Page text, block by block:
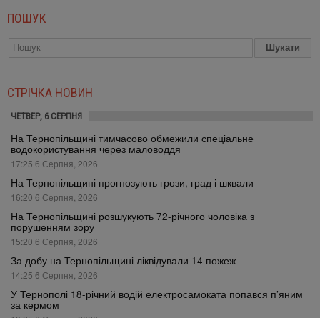
ПОШУК
СТРІЧКА НОВИН
ЧЕТВЕР, 6 СЕРПНЯ
На Тернопільщині тимчасово обмежили спеціальне
водокористування через маловоддя
17:25 6 Серпня, 2026
На Тернопільщині прогнозують грози, град і шквали
16:20 6 Серпня, 2026
На Тернопільщині розшукують 72-річного чоловіка з
порушенням зору
15:20 6 Серпня, 2026
За добу на Тернопільщині ліквідували 14 пожеж
14:25 6 Серпня, 2026
У Тернополі 18-річний водій електросамоката попався п’яним
за кермом